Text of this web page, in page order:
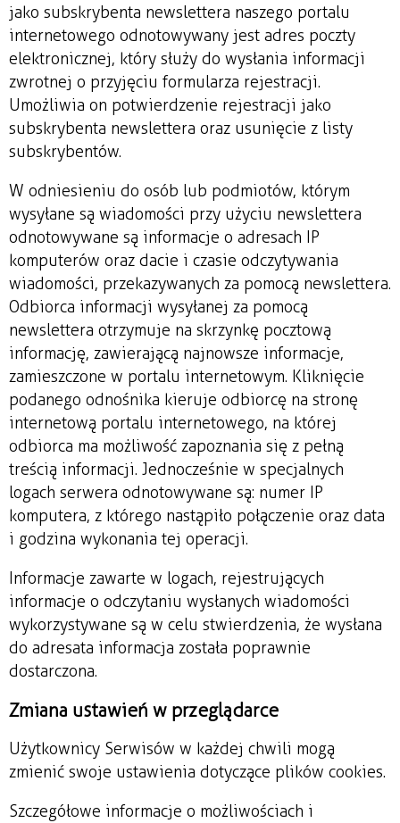
jako subskrybenta newslettera naszego portalu
internetowego odnotowywany jest adres poczty
elektronicznej, który służy do wysłania informacji
zwrotnej o przyjęciu formularza rejestracji.
Umożliwia on potwierdzenie rejestracji jako
subskrybenta newslettera oraz usunięcie z listy
subskrybentów.
W odniesieniu do osób lub podmiotów, którym
wysyłane są wiadomości przy użyciu newslettera
odnotowywane są informacje o adresach IP
komputerów oraz dacie i czasie odczytywania
wiadomości, przekazywanych za pomocą newslettera.
Odbiorca informacji wysyłanej za pomocą
newslettera otrzymuje na skrzynkę pocztową
informację, zawierającą najnowsze informacje,
zamieszczone w portalu internetowym. Kliknięcie
podanego odnośnika kieruje odbiorcę na stronę
internetową portalu internetowego, na której
odbiorca ma możliwość zapoznania się z pełną
treścią informacji. Jednocześnie w specjalnych
logach serwera odnotowywane są: numer IP
komputera, z którego nastąpiło połączenie oraz data
i godzina wykonania tej operacji.
Informacje zawarte w logach, rejestrujących
informacje o odczytaniu wysłanych wiadomości
wykorzystywane są w celu stwierdzenia, że wysłana
do adresata informacja została poprawnie
dostarczona.
Zmiana ustawień w przeglądarce
Użytkownicy Serwisów w każdej chwili mogą
zmienić swoje ustawienia dotyczące plików cookies.
Szczegółowe informacje o możliwościach i